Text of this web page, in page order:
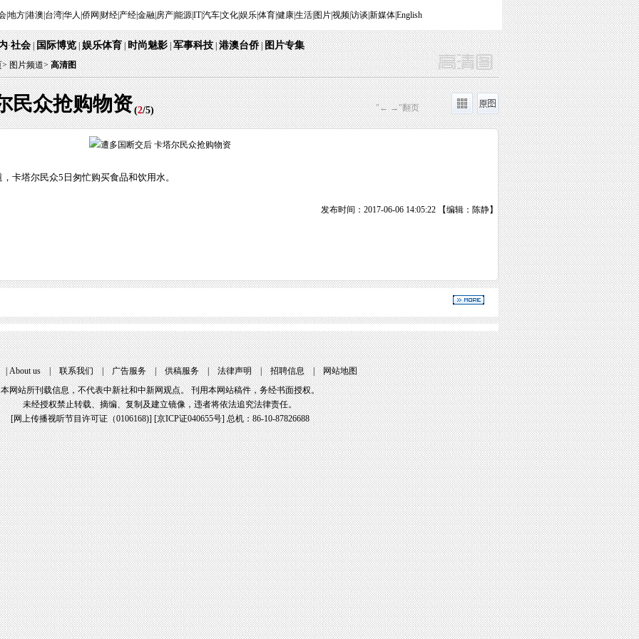
|地方|港澳 台湾|华人 侨网 财经| 产经|金融| 房产|能源|IT|汽车|文化|娱乐|体育|健康|生活| 图片|视频|访谈 新媒体|English
·社会|国际博览|娱乐体育|时尚魅影|军事科技|港澳台侨|图片专集
>图片频道> 高清图
民众抢购物资(2/5) "← →"翻页
卡塔尔民众5日匆忙购买食品和饮用水。
发布时间：2017-06-06 14:05:22 【编辑：陈静】
About us|联系我们|广告服务|供稿服务|法律声明|招聘信息|网站地图
本网站所刊载信息，不代表中新社和中新网观点。 刊用本网站稿件，务经书面授权。
未经授权禁止转载、摘编、复制及建立镜像，违者将依法追究法律责任。
[网上传播视听节目许可证（0106168)] [京ICP证040655号] 总机：86-10-87826688